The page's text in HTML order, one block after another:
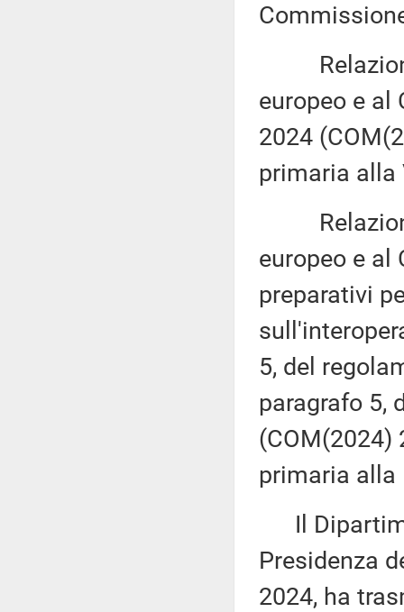
Relazione
europeo e al
2024
primaria alla
Relazione
europeo e al
preparativi
5, del
paragrafo 5,
(COM(2024)
primaria
Il
Presidenza
2024, ha